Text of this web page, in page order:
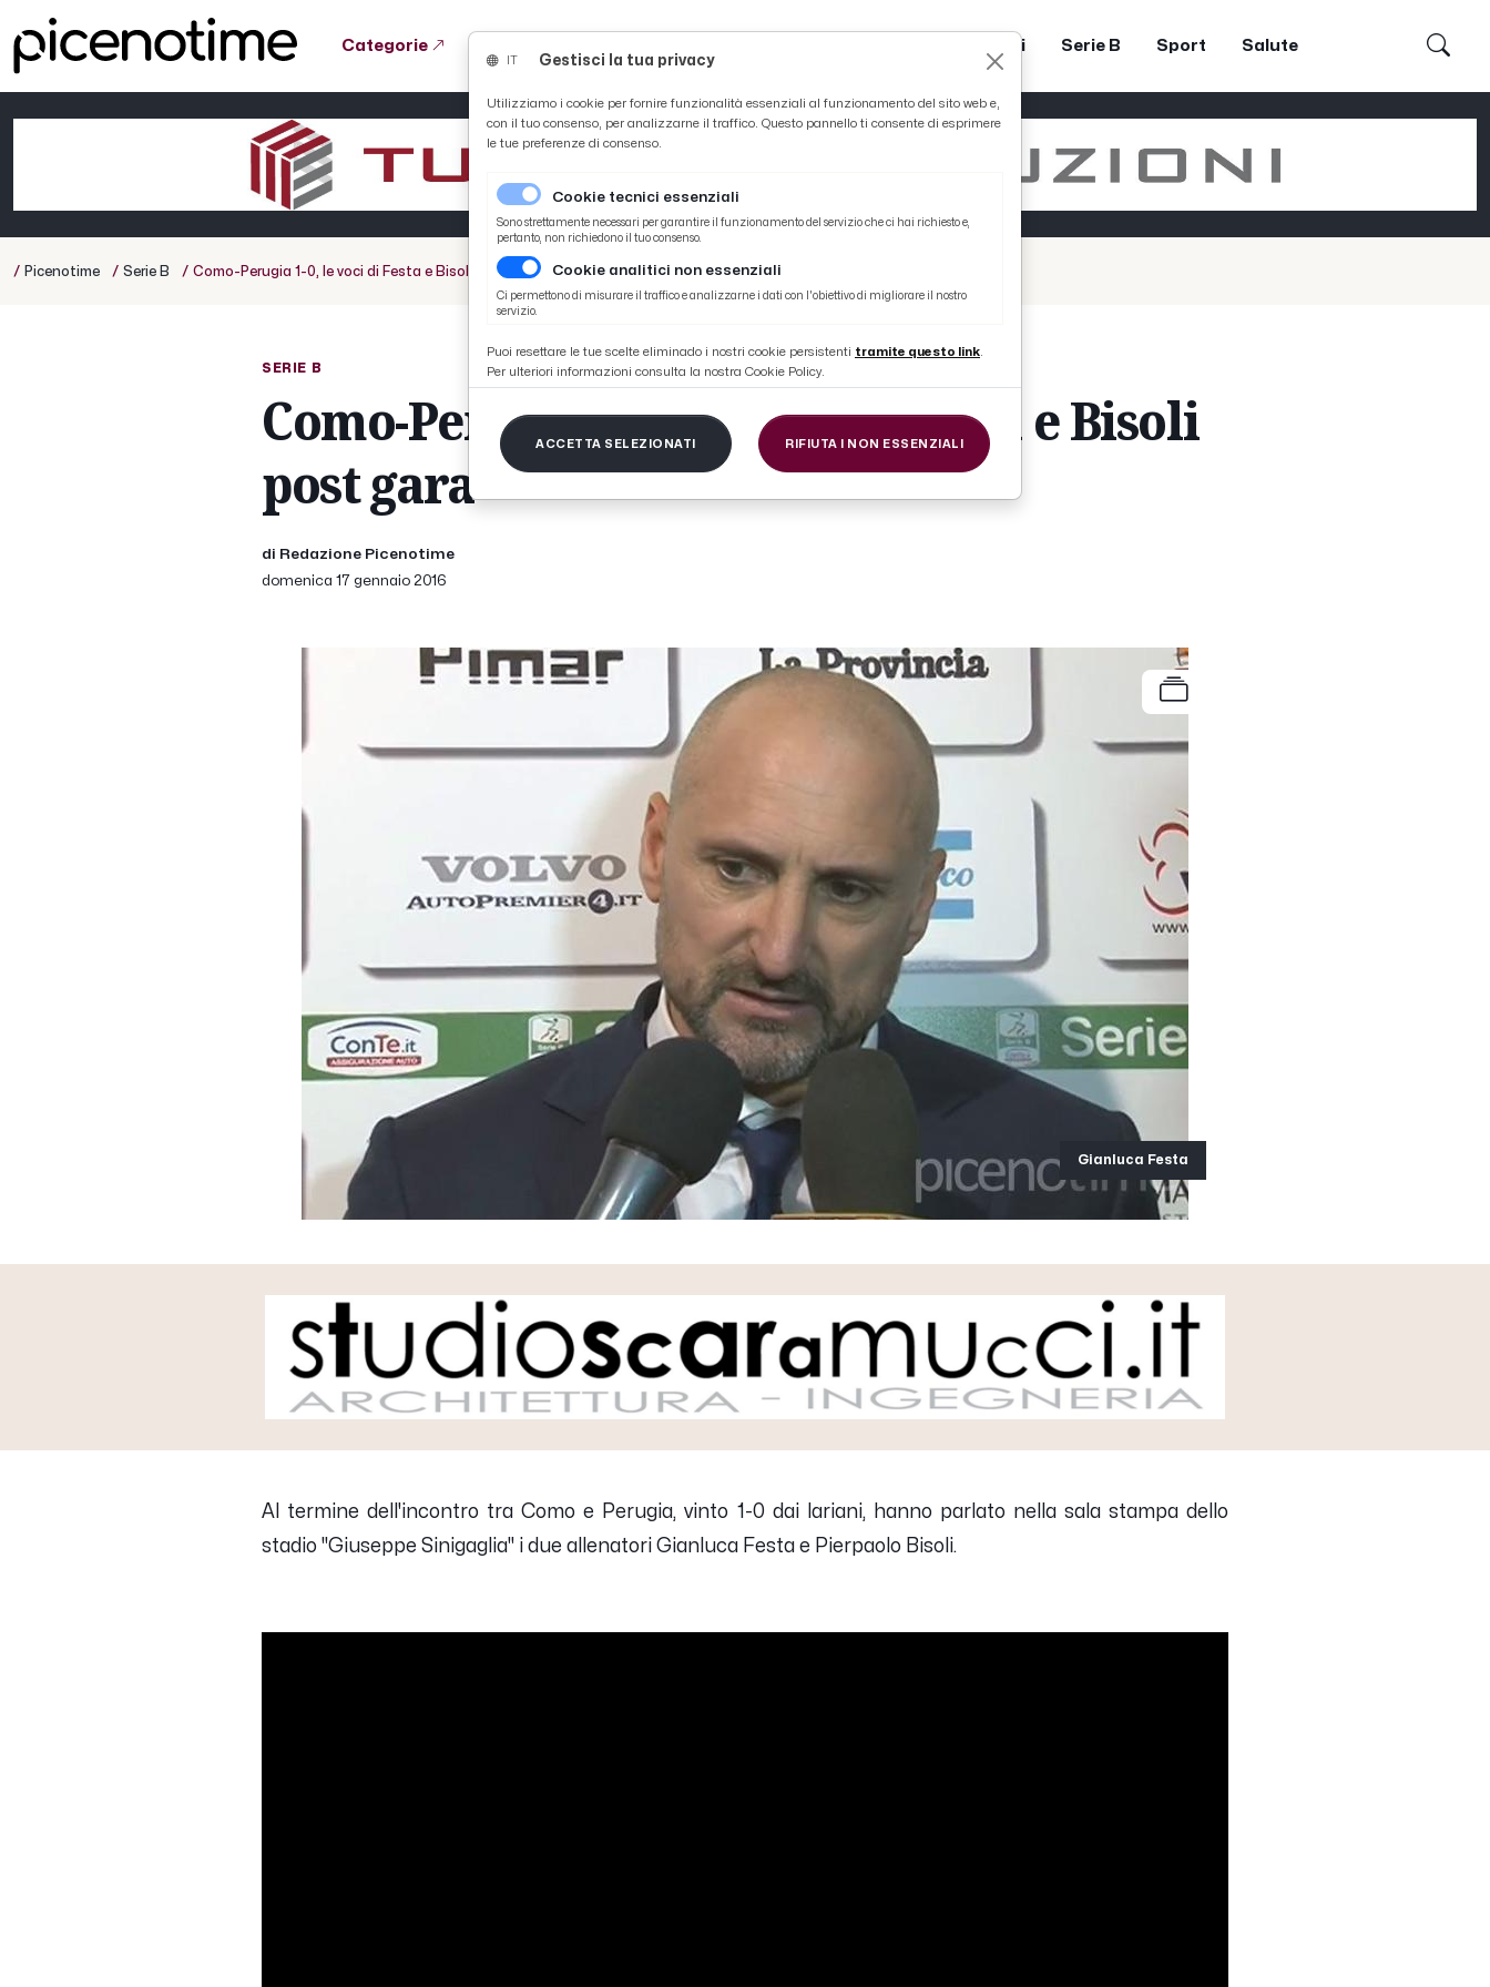
Categorie Coppa Teodori Serie B Sport Salute
/ Picenotime / Serie B / Como-Perugia 1-0, le voci di Festa e Bisoli post gara
SERIE B
Como-Perugia 1-0, le voci di Festa e Bisoli
post gara
di Redazione Picenotime
domenica 17 gennaio 2016
Gianluca Festa
Al termine dell'incontro tra Como e Perugia, vinto 1-0 dai lariani, hanno parlato nella sala stampa dello
stadio "Giuseppe Sinigaglia" i due allenatori Gianluca Festa e Pierpaolo Bisoli.
Gestisci la tua privacy
Utilizziamo i cookie per fornire funzionalità essenziali al funzionamento del sito web e,
con il tuo consenso, per analizzarne il traffico. Questo pannello ti consente di esprimere
le tue preferenze di consenso.
Cookie tecnici essenziali
Sono strettamente necessari per garantire il funzionamento del servizio che ci hai richiesto e,
pertanto, non richiedono il tuo consenso.
Cookie analitici non essenziali
Ci permettono di misurare il traffico e analizzarne i dati con l'obiettivo di migliorare il nostro
servizio.
Puoi resettare le tue scelte eliminado i nostri cookie persistenti tramite questo link.
Per ulteriori informazioni consulta la nostra Cookie Policy.
ACCETTA SELEZIONATI RIFIUTA I NON ESSENZIALI